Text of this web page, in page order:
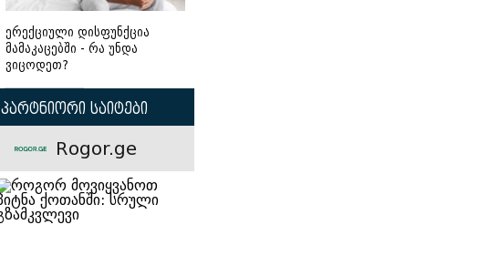
ერექციული დისფუნქცია
მამაკაცებში - რა უნდა
ვიცოდეთ?
პარტნიორი საიტები
Rogor.ge